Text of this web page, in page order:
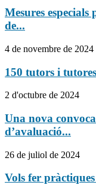
Mesures
de...
4 de novembre de 2024
150 tutors i
2 d'octubre de 2024
Una nova
d’avaluació...
26 de juliol de 2024
Vols fer